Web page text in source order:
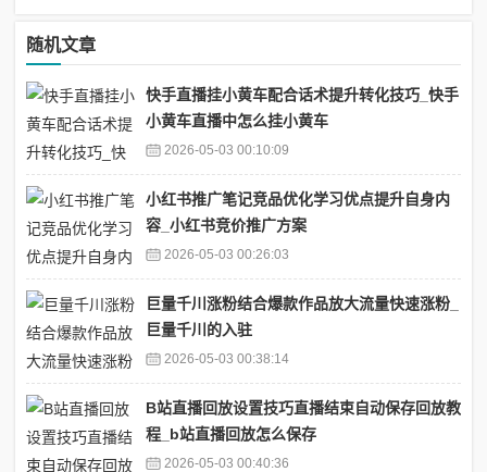
随机文章
快手直播挂小黄车配合话术提升转化技巧_快手
小黄车直播中怎么挂小黄车
2026-05-03 00:10:09
小红书推广笔记竞品优化学习优点提升自身内
容_小红书竞价推广方案
2026-05-03 00:26:03
巨量千川涨粉结合爆款作品放大流量快速涨粉_
巨量千川的入驻
2026-05-03 00:38:14
B站直播回放设置技巧直播结束自动保存回放教
程_b站直播回放怎么保存
2026-05-03 00:40:36